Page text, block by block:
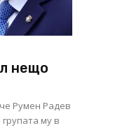
нещо
Румен Радев
му в